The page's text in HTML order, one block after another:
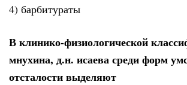
4) барбитураты
В клинико-физиологической
мнухина, д.н. исаева среди форм
отсталости выделяют